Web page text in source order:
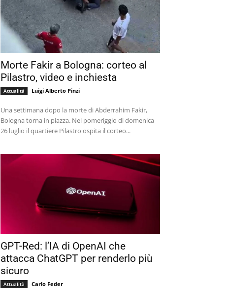
Morte Fakir a Bologna: corteo al
Pilastro, video e inchiesta
Attualità Luigi Alberto Pinzi
Una settimana dopo la morte di Abderrahim Fakir,
Bologna torna in piazza. Nel pomeriggio di domenica
26 luglio il quartiere Pilastro ospita il corteo...
GPT-Red: l’IA di OpenAI che
attacca ChatGPT per renderlo più
sicuro
Attualità Carlo Feder